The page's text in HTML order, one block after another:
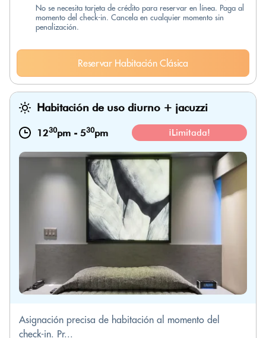
No se necesita tarjeta de crédito para reservar en línea. Paga al
momento del check-in. Cancela en cualquier momento sin
penalización.
Reservar Habitación Clásica
Habitación de uso diurno + jacuzzi
1230pm - 530pm ¡Limitada!
Asignación precisa de habitación al momento del
check-in. Pr...